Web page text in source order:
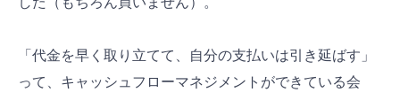
「代金を早く取り立てて、自分の支払いは引き延ばす」
って、キャッシュフローマネジメントができている会